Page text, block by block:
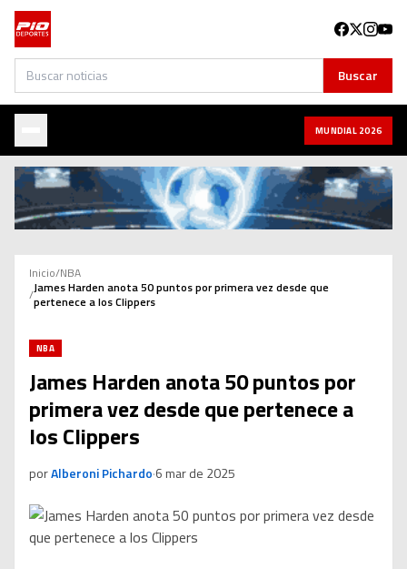
Buscar Buscar
MUNDIAL 2026
Inicio/NBA
/James Harden anota 50 puntos por primera vez desde que
pertenece a los Clippers
NBA
James Harden anota 50 puntos por
primera vez desde que pertenece a
los Clippers
porAlberoni Pichardo·6 mar de 2025